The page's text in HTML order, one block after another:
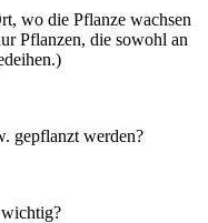
wo die Pflanze wachsen
Pflanzen, die sowohl an
gepflanzt werden?